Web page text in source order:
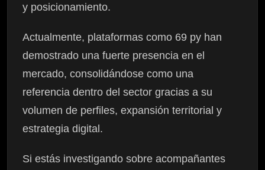
y posicionamiento.
Actualmente, plataformas como 69 py han
demostrado una fuerte presencia en el
mercado, consolidándose como una
referencia dentro del sector gracias a su
volumen de perfiles, expansión territorial y
estrategia digital.
Si estás investigando sobre acompañantes